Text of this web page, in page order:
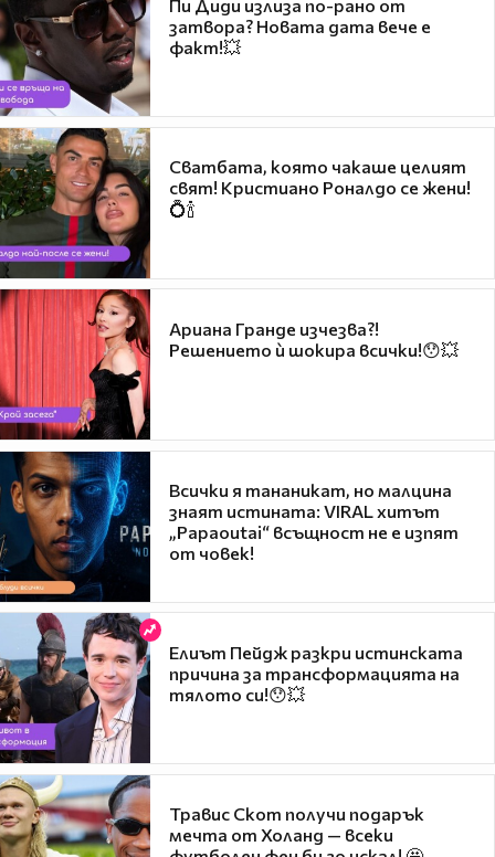
Пи Диди излиза по-рано от
затвора? Новата дата вече е
факт!💥
Сватбата, която чакаше целият
свят! Кристиано Роналдо се жени!
💍🍾
Ариана Гранде изчезва?!
Решението ѝ шокира всички!😯💥
Всички я тананикат, но малцина
знаят истината: VIRAL хитът
„Papaoutai“ всъщност не е изпят
от човек!
Елиът Пейдж разкри истинската
причина за трансформацията на
тялото си!😯💥
Травис Скот получи подарък
мечта от Холанд — всеки